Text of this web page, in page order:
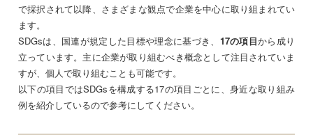
で採択されて以降、さまざまな観点で企業を中心に取り組まれてい
ます。
SDGsは、国連が規定した目標や理念に基づき、 17の項目から成り
立っています。主に企業が取り組むべき概念として注目されていま
すが、個人で取り組むことも可能です。
以下の項目ではSDGsを構成する17の項目ごとに、身近な取り組み
例を紹介しているので参考にしてください。